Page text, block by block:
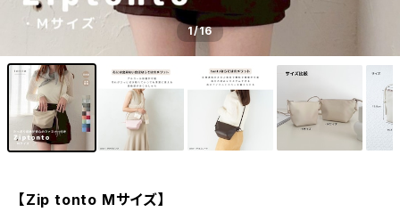
1/16
【Zip tonto Mサイズ】